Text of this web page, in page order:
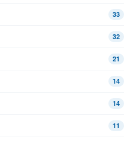
33
32
21
14
14
11